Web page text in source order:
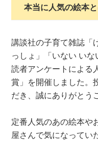
本当に人気の絵本
講談社の子育て雑誌「
っしょ」「いない いな
読者アンケートによる
賞」を開催しました。
だき、誠にありがとう
定番人気のあの絵本や
屋さんで気になってい